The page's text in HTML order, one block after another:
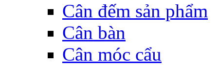
Cân đếm sản phẩm
Cân bàn
Cân móc cẩu